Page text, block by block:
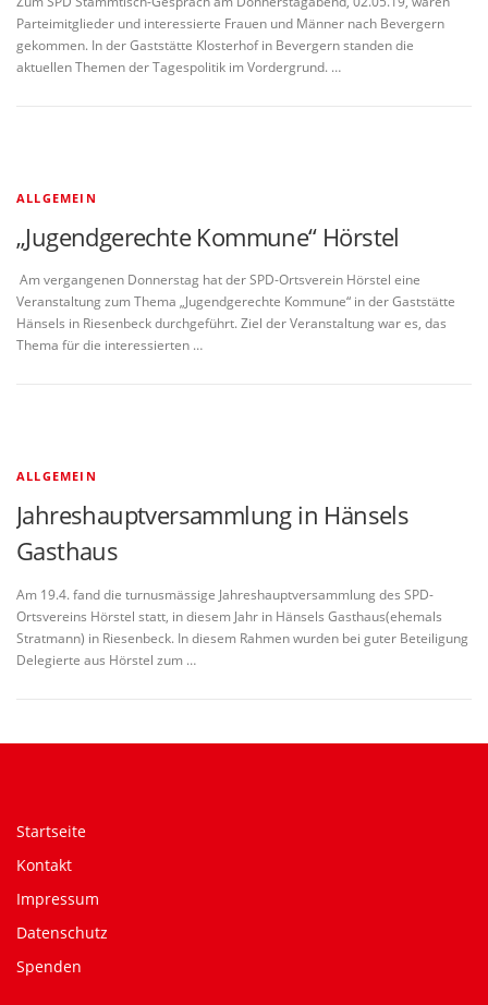
Parteimitglieder und interessierte Frauen und Männer nach Bevergern
gekommen. In der Gaststätte Klosterhof in Bevergern standen die
aktuellen Themen der Tagespolitik im Vordergrund. …
ALLGEMEIN
„Jugendgerechte Kommune“ Hörstel
Am vergangenen Donnerstag hat der SPD-Ortsverein Hörstel eine
Veranstaltung zum Thema „Jugendgerechte Kommune“ in der Gaststätte
Hänsels in Riesenbeck durchgeführt. Ziel der Veranstaltung war es, das
Thema für die interessierten …
ALLGEMEIN
Jahreshauptversammlung in Hänsels
Gasthaus
Am 19.4. fand die turnusmässige Jahreshauptversammlung des SPD-
Ortsvereins Hörstel statt, in diesem Jahr in Hänsels Gasthaus(ehemals
Stratmann) in Riesenbeck. In diesem Rahmen wurden bei guter Beteiligung
Delegierte aus Hörstel zum …
Startseite
Kontakt
Impressum
Datenschutz
Spenden